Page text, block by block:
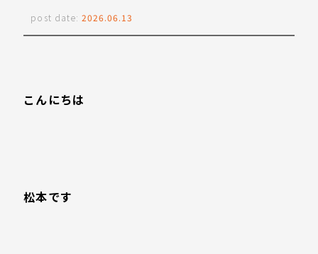
post date: 2026.06.13
こんにちは
松本です